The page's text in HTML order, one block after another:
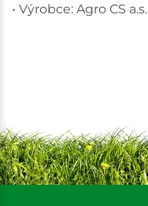
• Výrobce: Agro CS a.s.